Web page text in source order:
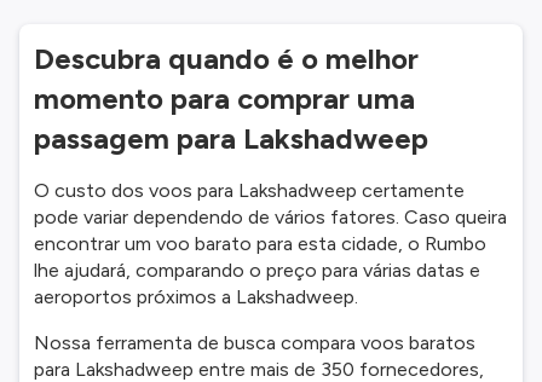
Descubra quando é o melhor
momento para comprar uma
passagem para Lakshadweep
O custo dos voos para Lakshadweep certamente
pode variar dependendo de vários fatores. Caso queira
encontrar um voo barato para esta cidade, o Rumbo
lhe ajudará, comparando o preço para várias datas e
aeroportos próximos a Lakshadweep.
Nossa ferramenta de busca compara voos baratos
para Lakshadweep entre mais de 350 fornecedores,